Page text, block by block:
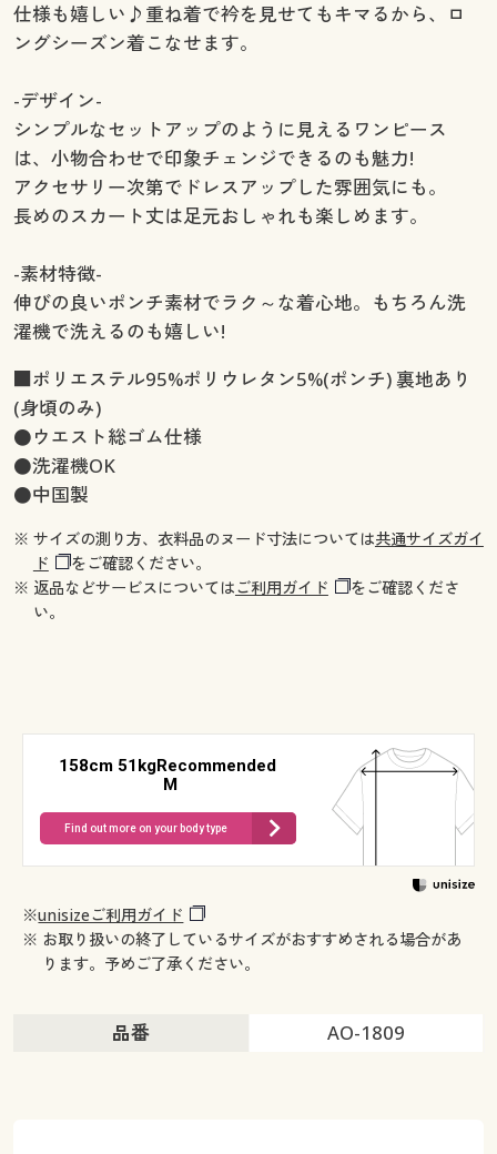
仕様も嬉しい♪重ね着で衿を見せてもキマるから、ロ
ングシーズン着こなせます。
-デザイン-
シンプルなセットアップのように見えるワンピース
は、小物合わせで印象チェンジできるのも魅力!
アクセサリー次第でドレスアップした雰囲気にも。
長めのスカート丈は足元おしゃれも楽しめます。
-素材特徴-
伸びの良いポンチ素材でラク～な着心地。もちろん洗
濯機で洗えるのも嬉しい!
■ポリエステル95%ポリウレタン5%(ポンチ) 裏地あり
(身頃のみ)
●ウエスト総ゴム仕様
●洗濯機OK
●中国製
※ サイズの測り方、衣料品のヌード寸法については共通サイズガイ
ド
をご確認ください。
※ 返品などサービスについてはご利用ガイド
をご確認くださ
い。
158cm 51kgRecommended
M
Find out more on your body type
※unisizeご利用ガイド
※ お取り扱いの終了しているサイズがおすすめされる場合があ
ります。予めご了承ください。
品番 AO-1809